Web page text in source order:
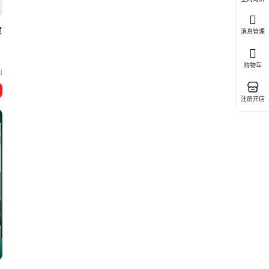
消息管理
购物车
注册开店